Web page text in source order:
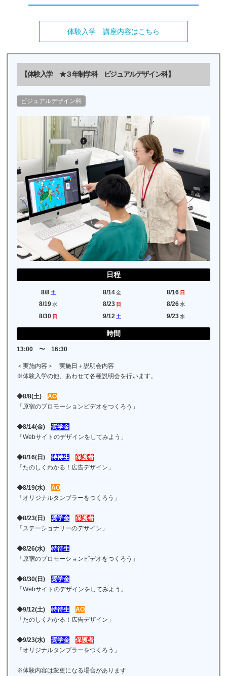
体験入学 講座内容はこちら
【体験入学 ★３年制学科 ビジュアルデザイン科】
ビジュアルデザイン科
日程
8/8 土 8/14金 8/16 日
8/19 水 8/23 日 8/26水
8/30 日 9/12 土 9/23水
時間
13:00 〜 16:30
＜実施内容＞ 実施日＋説明会内容
※体験入学の他、あわせて各種説明会を行います。
◆8/8(土)AO
「原宿のプロモーションビデオをつくろう」
◆8/14(金)奨学金
「Webサイトのデザインをしてみよう」
◆8/16(日)特待生
保護者
「たのしくわかる！広告デザイン」
◆8/19(水)AO
「オリジナルタンブラーをつくろう」
◆8/23(日)奨学金
保護者
「ステーショナリーのデザイン」
◆8/26(水)特待生
「原宿のプロモーションビデオをつくろう」
◆8/30(日)奨学金
「Webサイトのデザインをしてみよう」
◆9/12(土)特待生
AO
「たのしくわかる！広告デザイン」
◆9/23(水)奨学金
保護者
「オリジナルタンブラーをつくろう」
※体験内容は変更になる場合があります